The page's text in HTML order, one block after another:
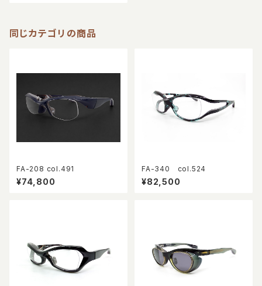
同じカテゴリの商品
FA-208 col.491
¥74,800
FA-340 col.524
¥82,500